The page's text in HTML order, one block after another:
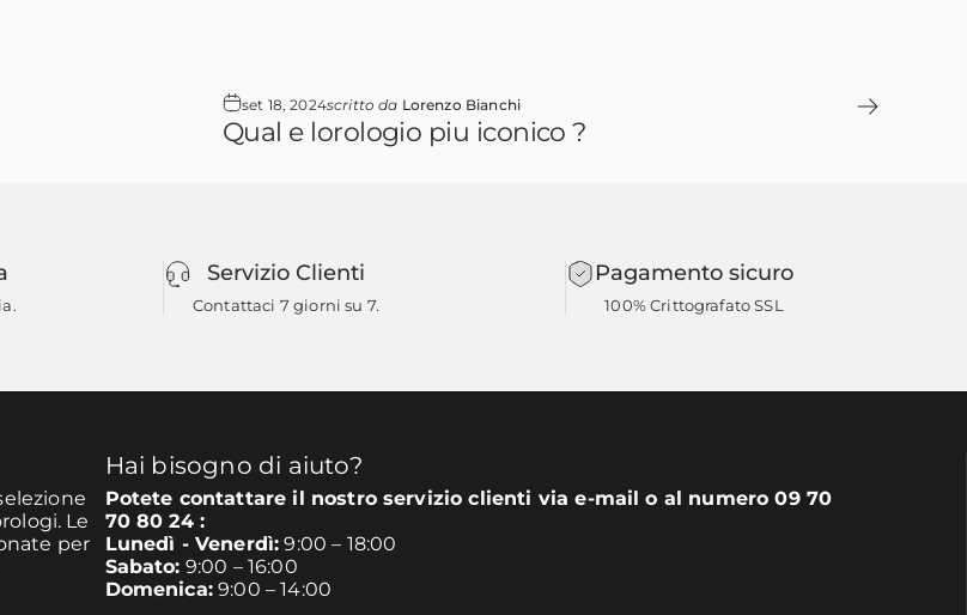
set 18, 2024scritto da Lorenzo Bianchi
Qual e lorologio piu iconico ?
Servizio Clienti
Contattaci 7 giorni su 7.
Pagamento sicuro
100% Crittografato SSL
Le
per
Hai bisogno di aiuto?
Potete contattare il nostro servizio clienti via e-mail o al numero 09 70
70 80 24 :
Lunedì - Venerdì: 9:00 – 18:00
Sabato: 9:00 – 16:00
Domenica:9:00 – 14:00